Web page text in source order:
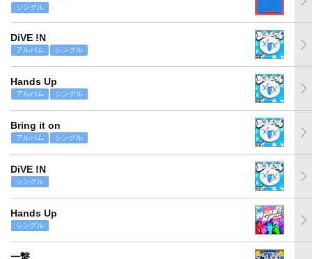
シングル
DiVE !N
アルバム シングル
Hands Up
アルバム シングル
Bring it on
アルバム シングル
DiVE !N
シングル
Hands Up
シングル